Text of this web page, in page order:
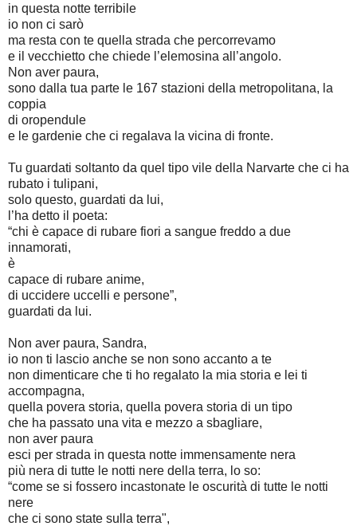
in questa notte terribile
io non ci sarò
ma resta con te quella strada che percorrevamo
e il vecchietto che chiede l’elemosina all’angolo.
Non aver paura,
sono dalla tua parte le 167 stazioni della metropolitana, la
coppia
di oropendule
e le gardenie che ci regalava la vicina di fronte.
Tu guardati soltanto da quel tipo vile della Narvarte che ci ha
rubato i tulipani,
solo questo, guardati da lui,
l’ha detto il poeta:
“chi è capace di rubare fiori a sangue freddo a due
innamorati,
è
capace di rubare anime,
di uccidere uccelli e persone”,
guardati da lui.
Non aver paura, Sandra,
io non ti lascio anche se non sono accanto a te
non dimenticare che ti ho regalato la mia storia e lei ti
accompagna,
quella povera storia, quella povera storia di un tipo
che ha passato una vita e mezzo a sbagliare,
non aver paura
esci per strada in questa notte immensamente nera
più nera di tutte le notti nere della terra, lo so:
“come se si fossero incastonate le oscurità di tutte le notti
nere
che ci sono state sulla terra",